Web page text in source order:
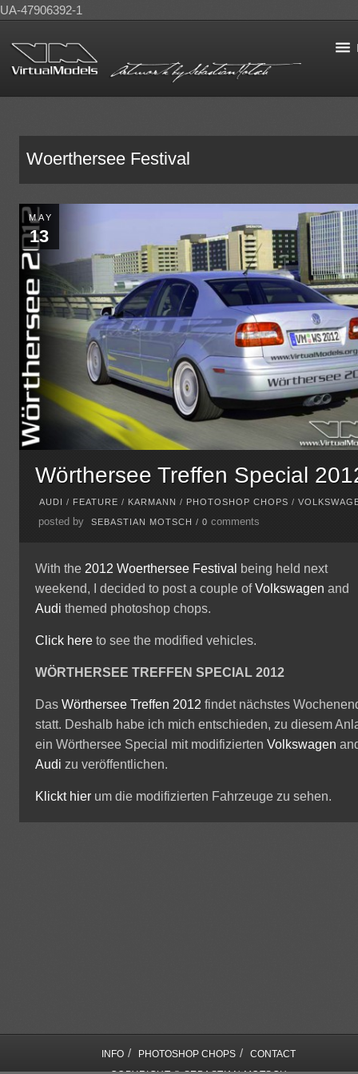
UA-47906392-1
Woerthersee Festival
MAY
13
Wörthersee Treffen Special
AUDI / FEATURE / KARMANN / PHOTOSHOP CHOPS /
posted by SEBASTIAN MOTSCH /0comments
With the 2012 Woerthersee Festival
being held next
weekend, I decided to post a couple ofVolkswagen and
Audi themed photoshop chops.
Click here to see the modified vehicles.
WÖRTHERSEE TREFFEN SPECIAL 2012
DasWörthersee Treffen 2012 findet nächstes
statt. Deshalb habe ich mich entschieden, zu diesem
ein Wörthersee Special mit modifiziertenVolkswagen
Audi zu veröffentlichen.
Klickt hier um die modifizierten Fahrzeuge zu sehen.
INFO / PHOTOSHOP CHOPS /
CONTACT